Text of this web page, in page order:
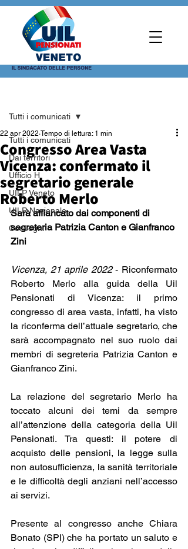
Tutti i comunicati
Dai territori
Ufficio H
UILP Veneto
UILP Nazionale
Convegni
Tutti i comunicati
Congresso Area Vasta
Vicenza: confermato il
segretario generale
Roberto Merlo
22 apr 2022 Tempo di lettura: 1 min
Sarà affiancato dai componenti di
segreteria Patrizia Canton e Gianfranco
Zini
Vicenza, 21 aprile 2022 - Riconfermato
Roberto Merlo alla guida della Uil
Pensionati di Vicenza: il primo
congresso di area vasta, infatti, ha visto
la riconferma dell’attuale segretario, che
sarà accompagnato nel suo ruolo dai
membri di segreteria Patrizia Canton e
Gianfranco Zini.
La relazione del segretario Merlo ha
toccato alcuni dei temi da sempre
all’attenzione della categoria della Uil
Pensionati. Tra questi: il potere di
acquisto delle pensioni, la legge sulla
non autosufficienza, la sanità territoriale
e le difficoltà degli anziani nell’accesso
ai servizi.
Presente al congresso anche Chiara
Bonato (SPI) che ha portato un saluto e